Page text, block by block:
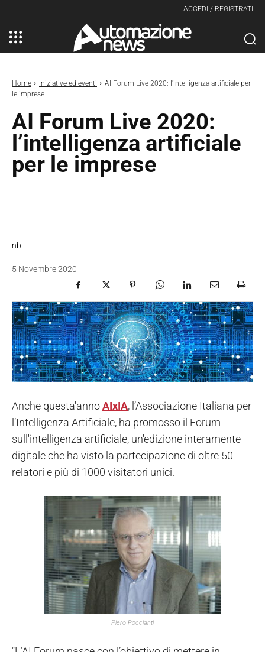
ACCEDI / REGISTRATI
Home Iniziative ed eventi
AI Forum Live 2020: l'intelligenza artificiale per
le imprese
AI Forum Live 2020:
l’intelligenza artificiale
per le imprese
nb
5 Novembre 2020
Anche questa'annoAIxIA, l’Associazione Italiana per
l’Intelligenza Artificiale, ha promosso il Forum
sull'intelligenza artificiale, un'edizione interamente
digitale che ha visto la partecipazione di oltre 50
relatori e più di 1000 visitatori unici.
Piero Poccianti